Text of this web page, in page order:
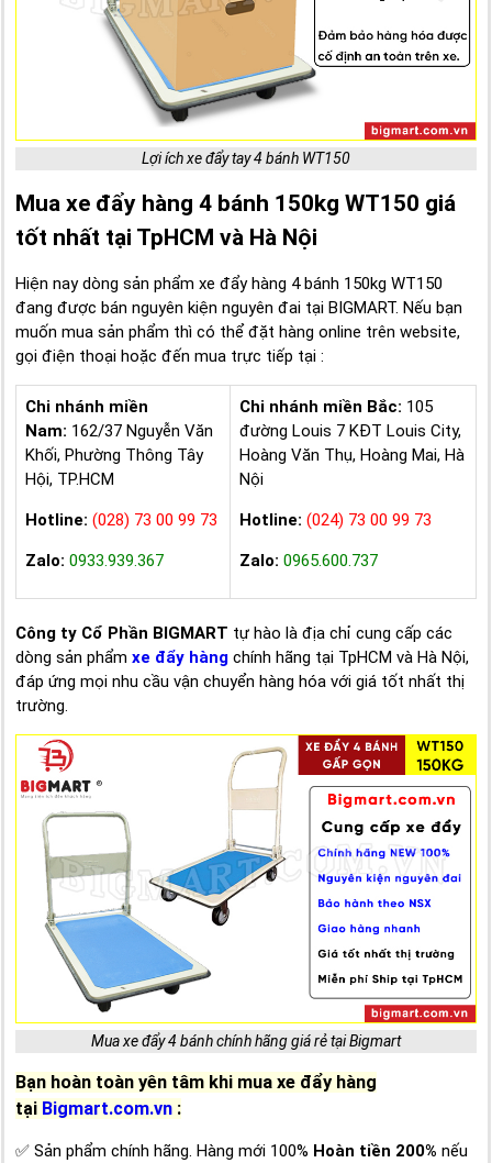
Lợi ích xe đẩy tay 4 bánh WT150
Mua xe đẩy hàng 4 bánh 150kg WT150 giá
tốt nhất tại TpHCM và Hà Nội
Hiện nay dòng sản phẩm xe đẩy hàng 4 bánh 150kg WT150
đang được bán nguyên kiện nguyên đai tại BIGMART. Nếu bạn
muốn mua sản phẩm thì có thể đặt hàng online trên website,
gọi điện thoại hoặc đến mua trực tiếp tại :
Chi nhánh miền
Nam: 162/37 Nguyễn Văn
Khối, Phường Thông Tây
Hội, TP.HCM
Hotline: (028) 73 00 99 73
Zalo: 0933.939.367
Chi nhánh miền Bắc: 105
đường Louis 7 KĐT Louis City,
Hoàng Văn Thụ, Hoàng Mai, Hà
Nội
Hotline: (024) 73 00 99 73
Zalo: 0965.600.737
Công ty Cổ Phần BIGMART tự hào là địa chỉ cung cấp các
dòng sản phẩm xe đẩy hàng chính hãng tại TpHCM và Hà Nội,
đáp ứng mọi nhu cầu vận chuyển hàng hóa với giá tốt nhất thị
trường.
Mua xe đẩy 4 bánh chính hãng giá rẻ tại Bigmart
Bạn hoàn toàn yên tâm khi mua xe đẩy hàng
tại Bigmart.com.vn :
✅ Sản phẩm chính hãng. Hàng mới 100% Hoàn tiền 200% nếu